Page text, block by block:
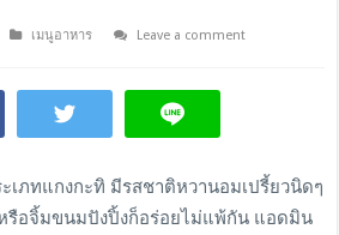
เมนูอาหาร
Leave a comment
เภทแกงกะทิ มีรสชาติหวานอมเปรี้ยวนิดๆ
รือจิ้มขนมปังปิ้งก็อร่อยไม่แพ้กัน แอดมิน